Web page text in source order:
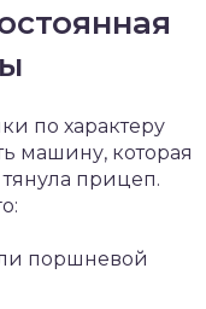
по характеру
машину, которая
прицеп.
поршневой